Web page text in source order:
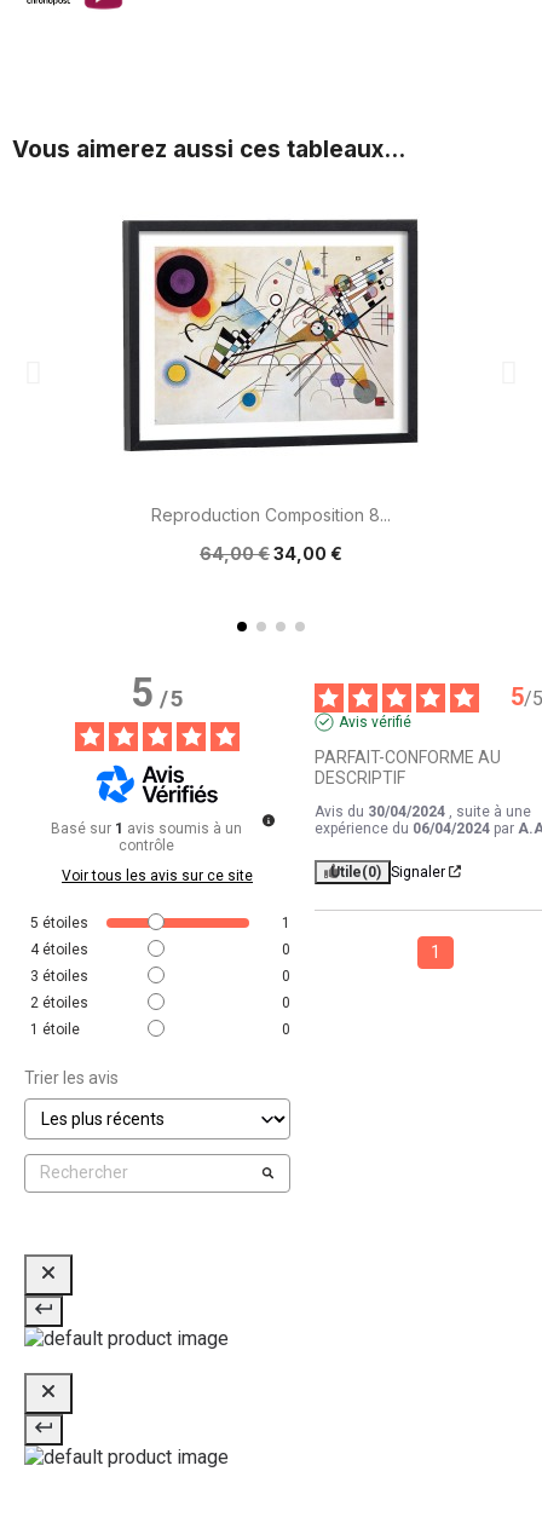
Vous aimerez aussi ces tableaux...
Reproduction Composition 8...
64,00 €34,00 €
5/5
Basé sur 1 avis soumis à un
contrôle
Voir tous les avis sur ce site
5 étoiles
1
4 étoiles
0
3 étoiles
0
2 étoiles
0
1 étoile 0
Trier les avis
5/5
Avis vérifié
PARFAIT-CONFORME AU
DESCRIPTIF
Avis du 30/04/2024
, suite à une
expérience du 06/04/2024 par
Utile(0) Signaler
1